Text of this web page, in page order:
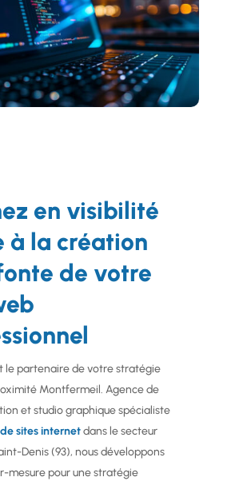
en visibilité
à la création
de votre
le partenaire de votre stratégie
Montfermeil. Agence de
et studio graphique spécialiste
sites internetdans le secteur
Denis (93), nous développons
mesure pour une stratégie